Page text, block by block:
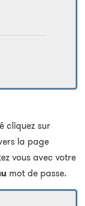
cliquez sur
la page
vous avec votre
mot de passe.